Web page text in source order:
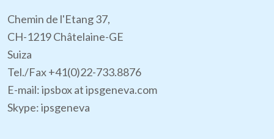
Chemin de l'Etang 37,
CH-1219 Châtelaine-GE
Suiza
Tel./Fax +41(0)22-733.8876
E-mail: ipsbox at ipsgeneva.com
Skype: ipsgeneva